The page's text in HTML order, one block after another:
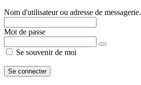
Nom d'utilisateur ou adresse de messagerie.
Mot de passe
Se souvenir de moi